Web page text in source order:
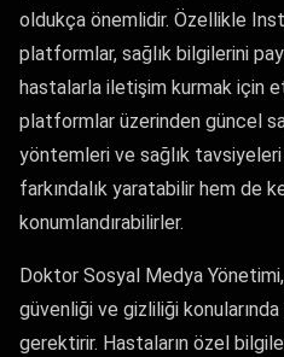
oldukça önemlidir. Özellikle
platformlar, sağlık bilgilerini
hastalarla iletişim kurmak için
platformlar üzerinden güncel
yöntemleri ve sağlık
farkındalık yaratabilir hem de
konumlandırabilirler.
Doktor Sosyal Medya
güvenliği ve gizliliği
gerektirir. Hastaların özel